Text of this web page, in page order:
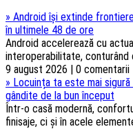
» Android își extinde
în ultimele 48 de ore
Android accelerează cu
interoperabilitate, conturând
9 august 2026 | 0
» Locuința ta este mai
gândite de la bun început
Într-o casă modernă,
finisaje, ci și în acele